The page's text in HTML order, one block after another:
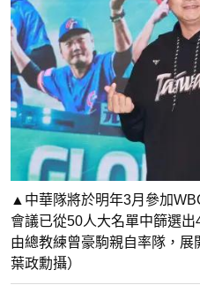
▲中華隊將於明年3月參加
會議已從50人大名單中篩選出
由總教練曾豪駒親自率隊，
葉政勳攝）